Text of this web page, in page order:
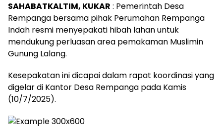
SAHABATKALTIM, KUKAR : Pemerintah Desa
Rempanga bersama pihak Perumahan Rempanga
Indah resmi menyepakati hibah lahan untuk
mendukung perluasan area pemakaman Muslimin
Gunung Lalang.
Kesepakatan ini dicapai dalam rapat koordinasi yang
digelar di Kantor Desa Rempanga pada Kamis
(10/7/2025).